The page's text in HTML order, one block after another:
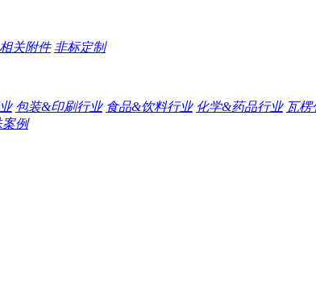
相关附件 非标定制
包装&印刷行业 食品&饮料行业 化学&药品行业 瓦
案例